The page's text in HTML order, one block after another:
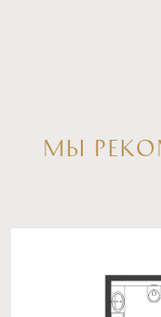
ставка
Подать
МЫ